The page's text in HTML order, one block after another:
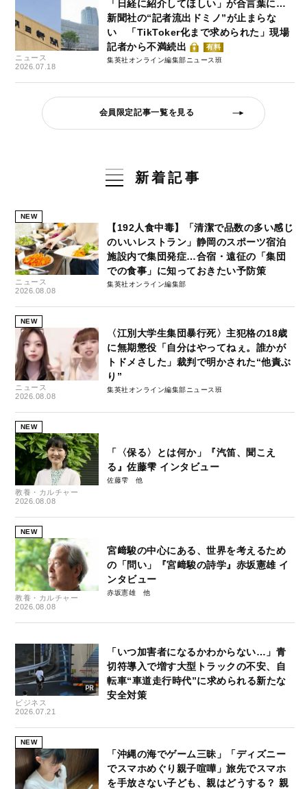
ニュース
2026.07.18
「日経に紹介してほしい」が合言葉に…
新聞社の“記者流出ドミノ”が止まらな
い 「TikToker化まで求められた」現場
記者から不満続出
有料
集英社オンライン編集部ニュース班
会員限定記事一覧を見る
新着記事
NEW
ニュース
2026.08.08
【192人食中毒】「清潔で品数の多い感じ
のいいレストラン」静岡のスポーツ宿泊
施設内で集団発症…合宿・遠征の「集団
での食事」に知っておきたい予防策
集英社オンライン編集部
NEW
ニュース
2026.08.08
〈江別大学生集団暴行死〉主犯格の18歳
に無期懲役「自分はやってねぇ。誰かが
トドメさした」裁判で明かされた“他責ぶ
り”
集英社オンライン編集部ニュース班
NEW
教養・カルチャー
2026.08.08
「〈保る〉とは何か」『汽笛、聞こえ
る』佐藤雫 インタビュー
佐藤雫
NEW
教養・カルチャー
2026.08.08
宮﨑駿の中心にある、世界を考えるため
の「問い」『宮﨑駿の詩学』赤坂憲雄 イ
ンタビュー
赤坂憲雄
ビジネス
2026.07.21
「いつ加害者になるかわからない…」青
切符導入で増す大型トラックの不安、自
転車“車道走行時代”に求められる新たな
安全対策
NEW
「沖縄の海でゲーム三昧」「ディズニー
でスマホめぐり親子喧嘩」旅先でスマホ
を手放さない子ども、親はどうする？ 親